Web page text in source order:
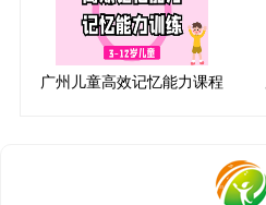
广州儿童高效记忆能力课程